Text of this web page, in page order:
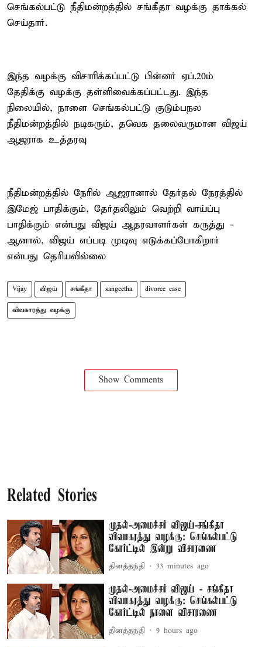
செங்கல்பட்டு நீதிமன்றத்தில் சங்கீதா வழக்கு தாக்கல்
செய்தார்.
இந்த வழக்கு விசாரிக்கப்பட்டு பின்னர் ஏப்.20ம்
தேதிக்கு வழக்கு தள்ளிவைக்கப்பட்டது. இந்த
நிலையில், நாளை செங்கல்பட்டு குடும்பநல
நீதிமன்றத்தில் நடிகரும், தவெக தலைவருமான விஜய்
ஆஜராக உத்தரவு
நீதிமன்றத்தில் நேரில் ஆஜரானால் தேர்தல் நேரத்தில்
இமேஜ் பாதிக்கும், தேர்தலிலும் வெற்றி வாய்ப்பு
பாதிக்கும் என்பது விஜய் ஆதரவாளர்கள் கருத்து -
ஆனால், விஜய் எப்படி முடிவு எடுக்கப்போகிறார்
என்பது தெரியவில்லை
Vijay விஜய் சங்கீதா sangeetha divorce case
விவகாரத்து வழக்கு
Show Comments
Related Stories
முதல்-அமைச்சர் விஜய்-சங்கீதா
விவாகரத்து வழக்கு: செங்கல்பட்டு
கோர்ட்டில் இன்று விசாரணை
தினத்தந்தி 33 minutes ago
முதல்-அமைச்சர் விஜய் - சங்கீதா
விவாகரத்து வழக்கு: செங்கல்பட்டு
கோர்ட்டில் நாளை விசாரணை
தினத்தந்தி 9 hours ago